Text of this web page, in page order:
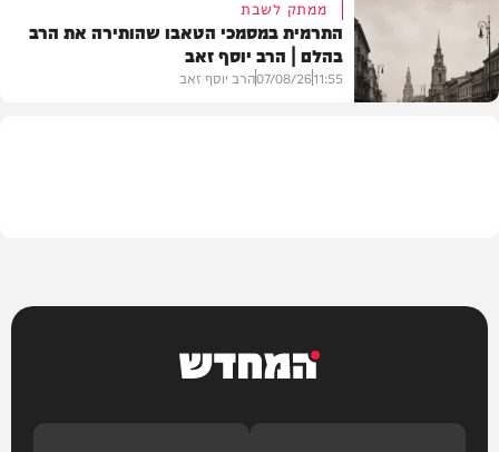
דעות
ממתק לשבת
התרמית במסמכי הטאבו שהותירה את הרב
בהלם | הרב יוסף זאב
11:55
07/08/26הרב יוסף זאב
המחדש